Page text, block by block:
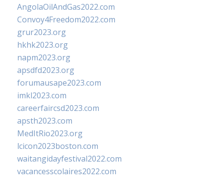
AngolaOilAndGas2022.com
Convoy4Freedom2022.com
grur2023.org
hkhk2023.org
napm2023.org
apsdfd2023.org
forumausape2023.com
imkl2023.com
careerfaircsd2023.com
apsth2023.com
MedItRio2023.org
lcicon2023boston.com
waitangidayfestival2022.com
vacancesscolaires2022.com